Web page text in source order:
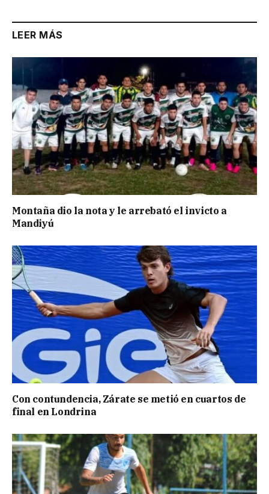
LEER MÁS
Montaña dio la nota y le arrebató el invicto a
Mandiyú
Con contundencia, Zárate se metió en cuartos de
final en Londrina